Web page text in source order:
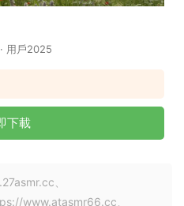
· 用戶2025
下載
、
www.atasmr66.cc、